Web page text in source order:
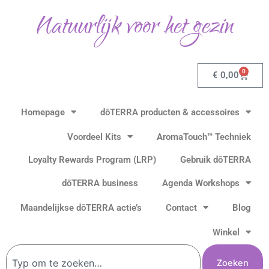
Natuurlijk voor het gezin
€ 0,00 0
Homepage dōTERRA producten & accessoires
Voordeel Kits AromaTouch™ Techniek
Loyalty Rewards Program (LRP) Gebruik dōTERRA
dōTERRA business Agenda Workshops
Maandelijkse dōTERRA actie’s Contact Blog
Winkel
Zoeken
Zoeken